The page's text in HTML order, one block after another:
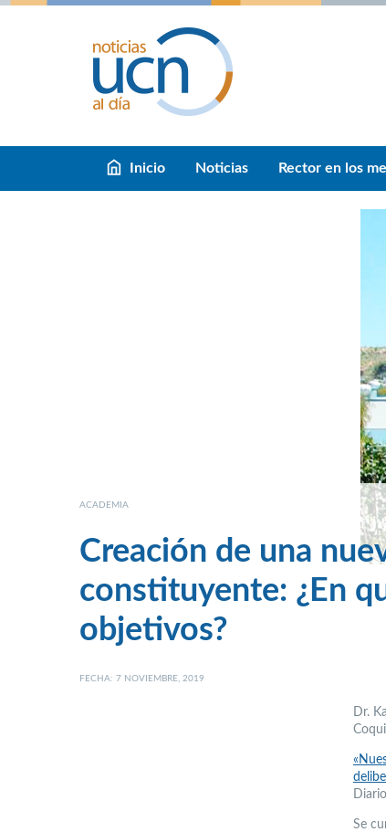
Inicio Noticias Rector en los
ACADEMIA
Creación de una
constituyente: ¿En
objetivos?
FECHA: 7 NOVIEMBRE, 2019
Dr.
Se